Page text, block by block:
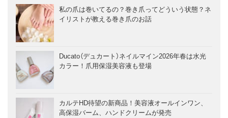
私の爪は巻いてるの？巻き爪ってどういう状態？ネ
イリストが教える巻き爪のお話
Ducato（デュカート）ネイルマイン2026年春は水光
カラー！爪用保湿美容液も登場
カルテHD待望の新商品！美容液オールインワン、
高保湿バーム、ハンドクリームが発売